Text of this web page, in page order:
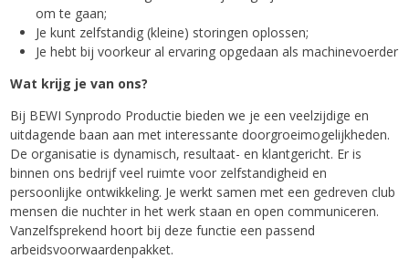
om te gaan;
Je kunt zelfstandig (kleine) storingen oplossen;
Je hebt bij voorkeur al ervaring opgedaan als machinevoerder
Wat krijg je van ons?
Bij BEWI Synprodo Productie bieden we je een veelzijdige en
uitdagende baan aan met interessante doorgroeimogelijkheden.
De organisatie is dynamisch, resultaat- en klantgericht. Er is
binnen ons bedrijf veel ruimte voor zelfstandigheid en
persoonlijke ontwikkeling. Je werkt samen met een gedreven club
mensen die nuchter in het werk staan en open communiceren.
Vanzelfsprekend hoort bij deze functie een passend
arbeidsvoorwaardenpakket.